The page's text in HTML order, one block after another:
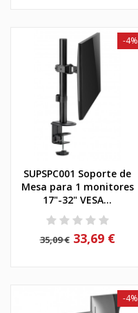
SUPSPC001 Soporte de
Mesa para 1 monitores
17"-32" VESA...
35,09 €
-4%
33,69 €
-4%